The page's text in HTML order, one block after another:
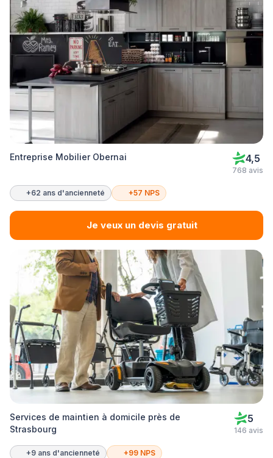
Entreprise Mobilier Obernai 4,5
768 avis
+62 ans d'ancienneté +57 NPS
Je veux un devis gratuit
Services de maintien à domicile près de
Strasbourg
5
146 avis
+9 ans d'ancienneté +99 NPS